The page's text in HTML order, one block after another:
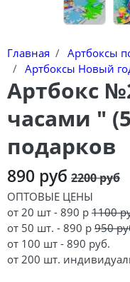
Главная
Артбоксы
Артбоксы Новый
Артбокс
часами "
подарков
890 руб 2200 руб
ОПТОВЫЕ ЦЕНЫ
от 20 шт - 890 р 1100
от 50 шт. - 890 р 950
от 100 шт - 890 руб.
от 200 шт.